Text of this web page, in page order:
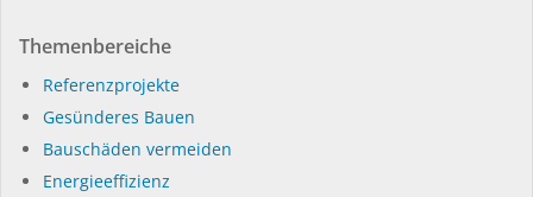
Themenbereiche
Referenzprojekte
Gesünderes Bauen
Bauschäden vermeiden
Energieeffizienz